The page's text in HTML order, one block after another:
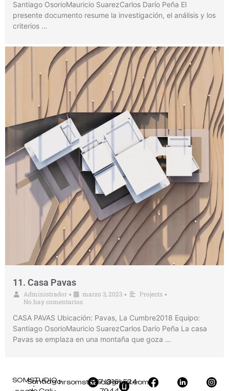
Santiago OsorioMauricio SuarezCarlos Darío Peña El
presente documento resume la investigación, el análisis y los
criterios …
11. Casa Pavas
Administrador • marzo 3, 2023 • Projects •
No hay comentarios
CASA PAVAS Ubicación: Pavas, La Cumbre2018 Equipo:
Santiago OsorioMauricio SuarezCarlos Darío Peña La casa
Pavas se emplaza en una montaña que goza …
Santiagohrsomstudio@gmail.com
+57 (316) 524-
SOMSTUDIO
-